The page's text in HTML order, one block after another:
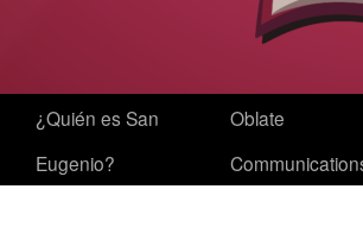
¿Quién es San
Eugenio?
Oblate